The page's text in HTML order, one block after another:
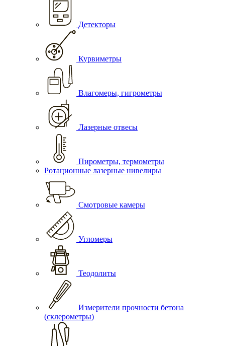
Детекторы
Курвиметры
Влагомеры, гигрометры
Лазерные отвесы
Пирометры, термометры
Ротационные лазерные нивелиры
Смотровые камеры
Угломеры
Теодолиты
Измерители прочности бетона
(склерометры)